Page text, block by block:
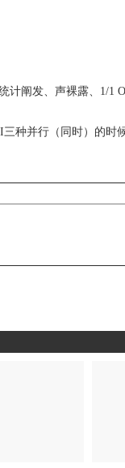
计阐发、声裸露、1/1
种并行（同时）的时